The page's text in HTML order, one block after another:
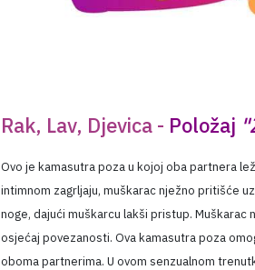
Rak, Lav, Djevica - Položaj
Ovo je kamasutra poza u kojoj oba partnera
intimnom zagrljaju, muškarac nježno pritišće
noge, dajući muškarcu lakši pristup.
osjećaj povezanosti. Ova kamasutra poza
oboma partnerima. U ovom senzualnom